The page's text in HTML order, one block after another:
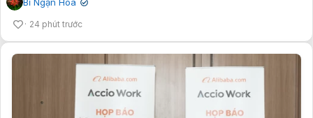
✔
24 phút trước